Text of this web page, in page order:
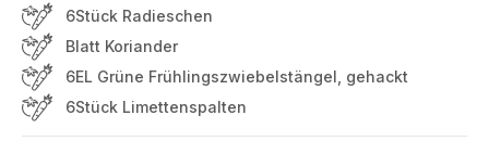
6Stück Radieschen
Blatt Koriander
6EL Grüne Frühlingszwiebelstängel, gehackt
6Stück Limettenspalten